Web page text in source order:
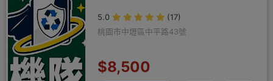
5.0
(17)
桃園市中壢區中平路43號
$8,500